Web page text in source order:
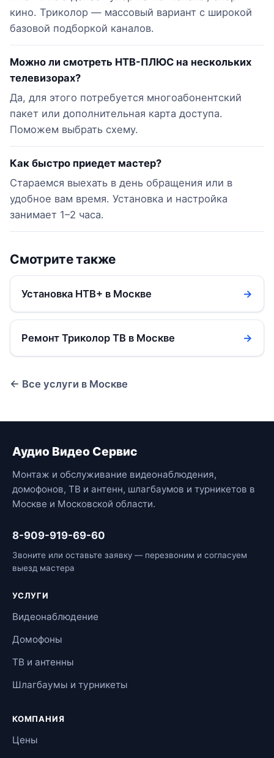
кино. Триколор — массовый вариант с широкой
базовой подборкой каналов.
Можно ли смотреть НТВ-ПЛЮС на нескольких
телевизорах?
Да, для этого потребуется многоабонентский
пакет или дополнительная карта доступа.
Поможем выбрать схему.
Как быстро приедет мастер?
Стараемся выехать в день обращения или в
удобное вам время. Установка и настройка
занимает 1–2 часа.
Смотрите также
Установка НТВ+ в Москве →
Ремонт Триколор ТВ в Москве →
← Все услуги в Москве
Аудио Видео Сервис
Монтаж и обслуживание видеонаблюдения,
домофонов, ТВ и антенн, шлагбаумов и турникетов в
Москве и Московской области.
8-909-919-69-60
Звоните или оставьте заявку — перезвоним и согласуем
выезд мастера
УСЛУГИ
Видеонаблюдение
Домофоны
ТВ и антенны
Шлагбаумы и турникеты
КОМПАНИЯ
Цены